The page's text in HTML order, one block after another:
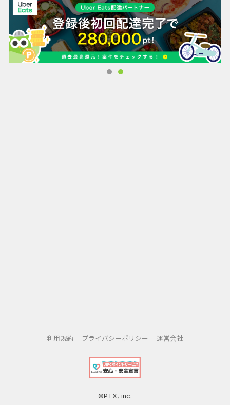
「たまひよの内祝」は、お子様の誕生の喜びを心を込めてお
伝えする、出産内祝いの通販サイトです。
人気の名入れ商品や豊富なオリジナルギフトを無料の写真入
り命名カード「写真でごあいさつカード」を添えてお贈りで
きます。
利用規約 プライバシーポリシー 運営会社
©PTX, inc.